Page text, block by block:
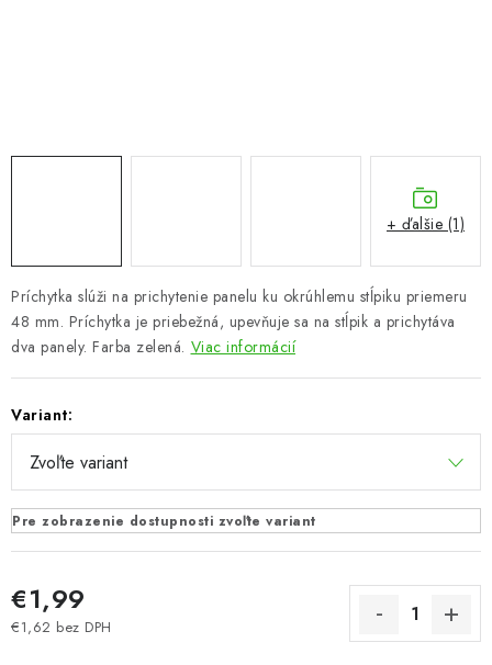
Príchytka slúži na prichytenie panelu ku okrúhlemu stĺpiku priemeru
48 mm. Príchytka je priebežná, upevňuje sa na stĺpik a prichytáva
dva panely. Farba zelená. Viac informácií
Variant:
Pre zobrazenie dostupnosti zvoľte variant
€1,99
€1,62 bez DPH
+ ďalšie (1)